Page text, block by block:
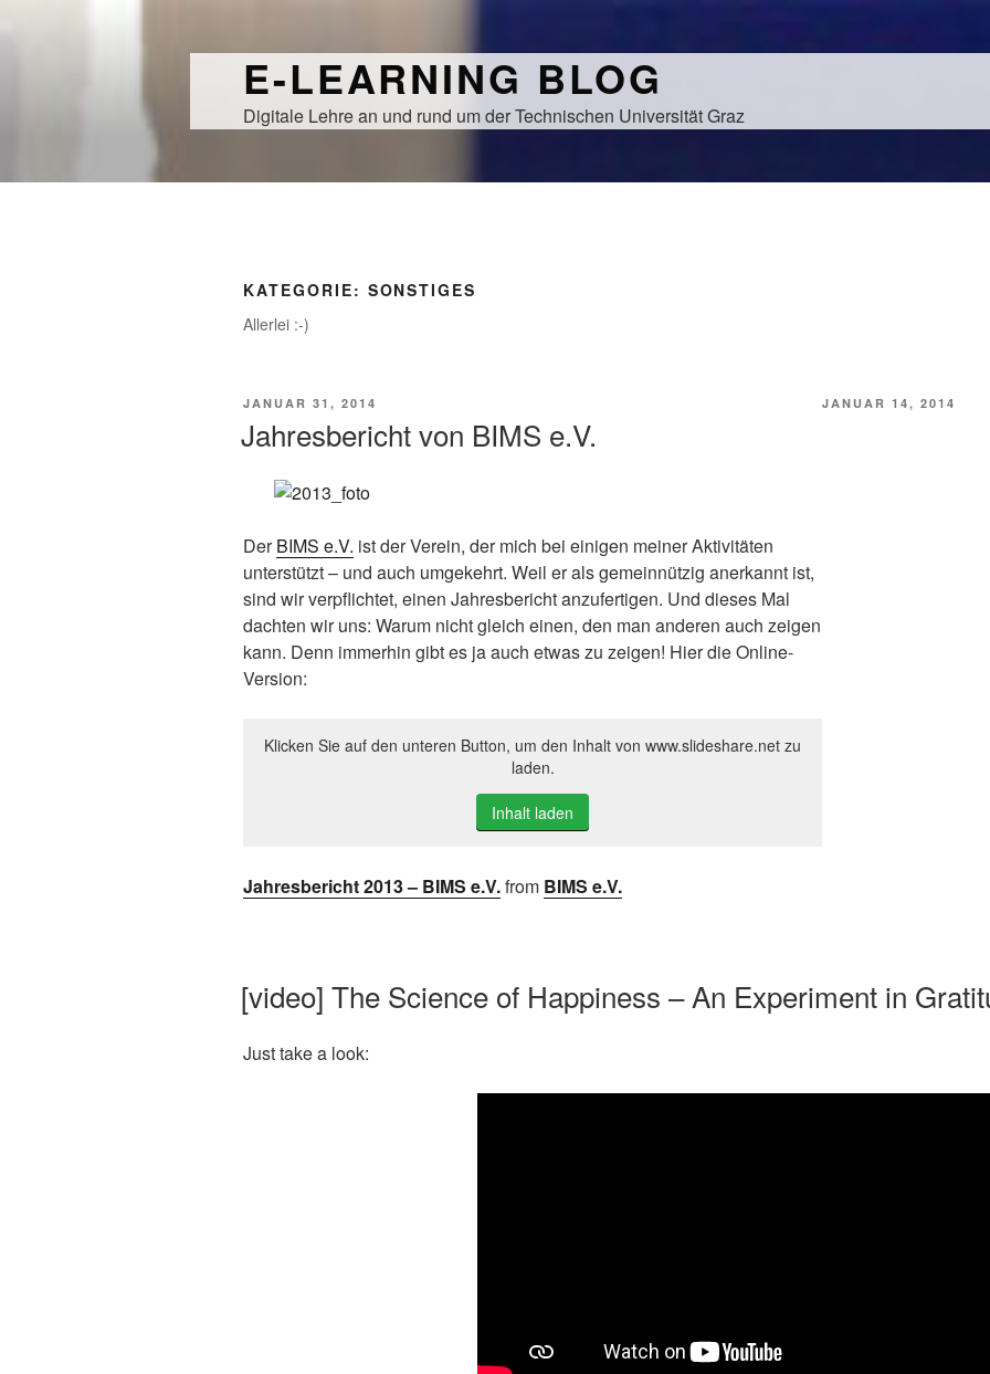
Inhalt
E-LEARNING BLOG
Digitale Lehre an und rund um der Technischen Universität Graz
KATEGORIE: SONSTIGES
Allerlei :-)
VERÖFFENTLICHT
JANUAR 31, 2014
Jahresbericht von BIMS e.V.
DerBIMS e.V. ist der Verein, der mich bei einigen meiner Aktivitäten
unterstützt – und auch umgekehrt. Weil er als gemeinnützig anerkannt ist,
sind wir verpflichtet, einen Jahresbericht anzufertigen. Und dieses Mal
dachten wir uns: Warum nicht gleich einen, den man anderen auch zeigen
kann. Denn immerhin gibt es ja auch etwas zu zeigen! Hier die Online-
Version:
Klicken Sie auf den unteren Button, um den Inhalt von www.slideshare.net zu
laden.
Inhalt laden
Jahresbericht 2013 – BIMS e.V.from BIMS e.V.
VERÖFFENTLICHT
JANUAR 14, 2014
[video] The Science of Happiness – An Experiment in
Just take a look: